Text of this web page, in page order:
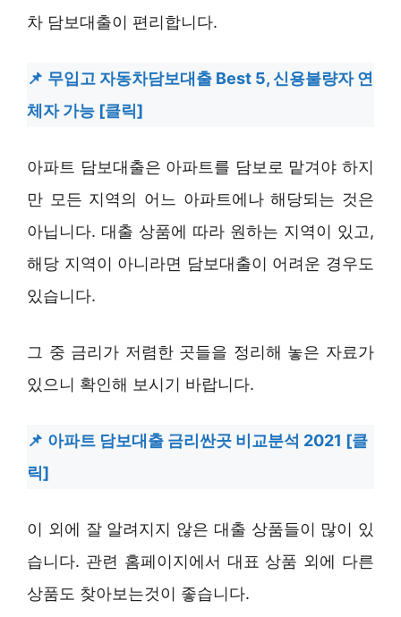
차 담보대출이 편리합니다.
무입고 자동차담보대출 Best 5, 신용불량자 연
체자 가능 [클릭]
아파트 담보대출은 아파트를 담보로 맡겨야 하지
만 모든 지역의 어느 아파트에나 해당되는 것은
아닙니다. 대출 상품에 따라 원하는 지역이 있고,
해당 지역이 아니라면 담보대출이 어려운 경우도
있습니다.
그 중 금리가 저렴한 곳들을 정리해 놓은 자료가
있으니 확인해 보시기 바랍니다.
아파트 담보대출 금리싼곳 비교분석 2021 [클
릭]
이 외에 잘 알려지지 않은 대출 상품들이 많이 있
습니다. 관련 홈페이지에서 대표 상품 외에 다른
상품도 찾아보는것이 좋습니다.